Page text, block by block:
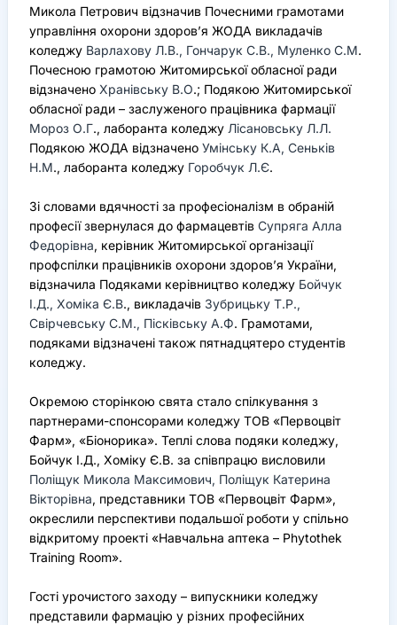
Микола Петрович відзначив Почесними грамотами
управління охорони здоров’я ЖОДА викладачів
коледжу Варлахову Л.В., Гончарук С.В., Муленко С.М.
Почесною грамотою Житомирської обласної ради
відзначено Хранівську В.О.; Подякою Житомирської
обласної ради – заслуженого працівника фармації
Мороз О.Г., лаборанта коледжу Лісановську Л.Л.
Подякою ЖОДА відзначено Умінську К.А, Сеньків
Н.М., лаборанта коледжу Горобчук Л.Є.
Зі словами вдячності за професіоналізм в обраній
професії звернулася до фармацевтів Супряга Алла
Федорівна, керівник Житомирської організації
профспілки працівників охорони здоров’я України,
відзначила Подяками керівництво коледжу Бойчук
І.Д., Хоміка Є.В., викладачів Зубрицьку Т.Р.,
Свірчевську С.М., Пісківську А.Ф. Грамотами,
подяками відзначені також пятнадцятеро студентів
коледжу.
Окремою сторінкою свята стало спілкування з
партнерами-спонсорами коледжу ТОВ «Первоцвіт
Фарм», «Біонорика». Теплі слова подяки коледжу,
Бойчук І.Д., Хоміку Є.В. за співпрацю висловили
Поліщук Микола Максимович, Поліщук Катерина
Вікторівна, представники ТОВ «Первоцвіт Фарм»,
окреслили перспективи подальшої роботи у спільно
відкритому проекті «Навчальна аптека – Phytothek
Training Room».
Гості урочистого заходу – випускники коледжу
представили фармацію у різних професійних